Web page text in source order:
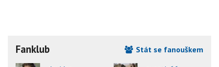
Fanklub
Stát se fanouškem